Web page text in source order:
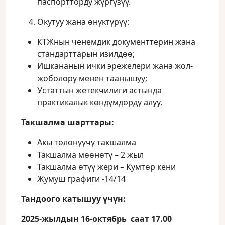
Окутуу жана өнүктүрүү:
КТЖнын ченемдик документтерин жана
стандарттарын изилдөө;
Ишкананын ички эрежелери жана жол-
жоболору менен таанышуу;
Устаттын жетекчилиги астында
практикалык көндүмдөрдү алуу.
Такшалма шарттары:
Акы төлөнүүчү такшалма
Такшалма мөөнөтү – 2 жыл
Такшалма өтүү жери – Кумтөр кени
Жумуш графиги -14/14
Тандоого катышуу үчүн:
2025-жылдын 16-октябрь саат 17.00